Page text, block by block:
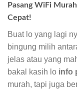
Pasang WiFi
Cepat!
Buat lo yang lagi
bingung milih
jelas atau yang
bakal kasih lo info
murah, tapi juga